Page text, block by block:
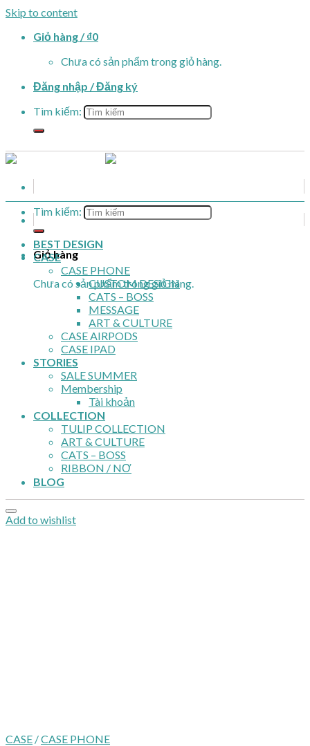
Skip to content
Giỏ hàng /₫0
Chưa có sản phẩm trong giỏ hàng.
Đăng nhập / Đăng ký
Tìm kiếm:
Tìm kiếm:
Giỏ hàng
Chưa có sản phẩm trong giỏ hàng.
BEST DESIGN
CASE
CASE PHONE
CUSTOM DESIGN
CATS – BOSS
MESSAGE
ART & CULTURE
CASE AIRPODS
CASE IPAD
STORIES
SALE SUMMER
Membership
Tài khoản
COLLECTION
TULIP COLLECTION
ART & CULTURE
CATS – BOSS
RIBBON / NƠ
BLOG
Add to wishlist
CASE /CASE PHONE